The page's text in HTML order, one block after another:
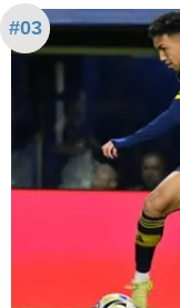
#03